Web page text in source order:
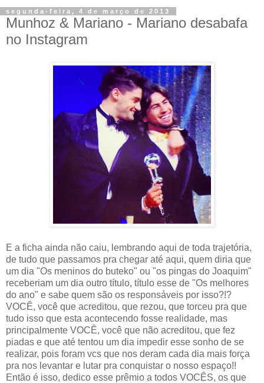
segunda-feira, 4 de março de 2013
Munhoz & Mariano - Mariano desabafa
no Instagram
E a ficha ainda não caiu, lembrando aqui de toda trajetória,
de tudo que passamos pra chegar até aqui, quem diria que
um dia "Os meninos do buteko" ou "os pingas do Joaquim"
receberiam um dia outro título, título esse de "Os melhores
do ano" e sabe quem são os responsáveis por isso?!?
VOCÊ, você que acreditou, que rezou, que torceu pra que
tudo isso que esta acontecendo fosse realidade, mas
principalmente VOCÊ, você que não acreditou, que fez
piadas e que até tentou um dia impedir esse sonho de se
realizar, pois foram vcs que nos deram cada dia mais força
pra nos levantar e lutar pra conquistar o nosso espaço!!
Então é isso, dedico esse prêmio a todos VOCÊS, os que